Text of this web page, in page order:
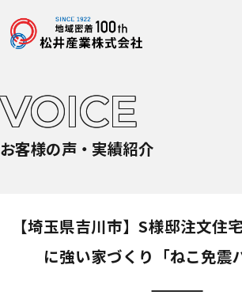
VOICE
お客様の声・実績紹介
【埼玉県吉川市】S様邸注文住
に強い家づくり「ねこ免震